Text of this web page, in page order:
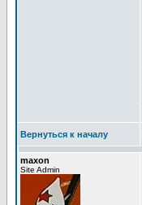
Вернуться к началу
maxon
Site Admin